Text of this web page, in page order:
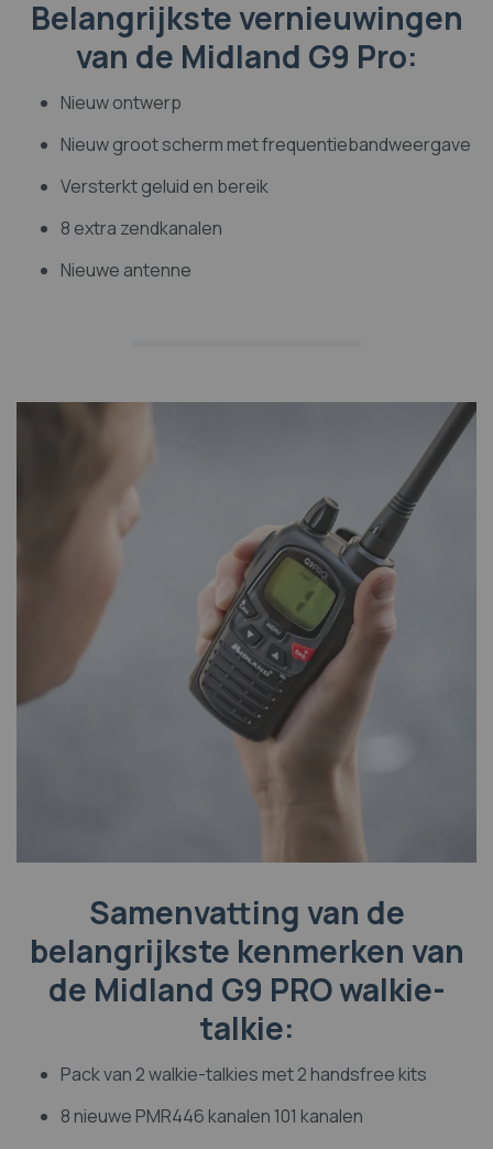
Belangrijkste vernieuwingen
van de Midland G9 Pro:
Nieuw ontwerp
Nieuw groot scherm met frequentiebandweergave
Versterkt geluid en bereik
8 extra zendkanalen
Nieuwe antenne
Samenvatting van de
belangrijkste kenmerken van
de Midland G9 PRO walkie-
talkie:
Pack van 2 walkie-talkies met 2 handsfree kits
8 nieuwe PMR446 kanalen 101 kanalen